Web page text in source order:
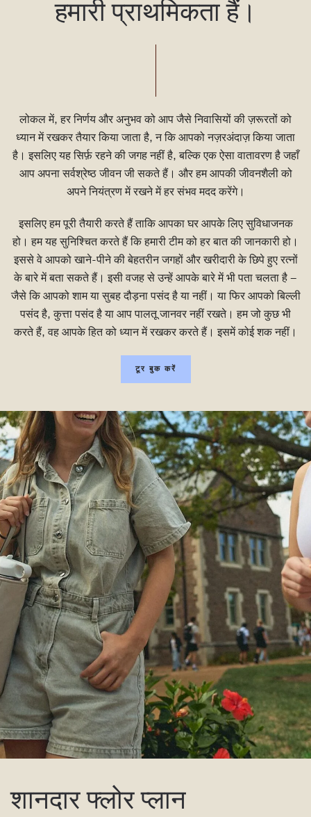
हमारी प्राथमिकता हैं।
लोकल में, हर निर्णय और अनुभव को आप जैसे निवासियों की ज़रूरतों को
ध्यान में रखकर तैयार किया जाता है, न कि आपको नज़रअंदाज़ किया जाता
है। इसलिए यह सिर्फ़ रहने की जगह नहीं है, बल्कि एक ऐसा वातावरण है जहाँ
आप अपना सर्वश्रेष्ठ जीवन जी सकते हैं। और हम आपकी जीवनशैली को
अपने नियंत्रण में रखने में हर संभव मदद करेंगे।
इसलिए हम पूरी तैयारी करते हैं ताकि आपका घर आपके लिए सुविधाजनक
हो। हम यह सुनिश्चित करते हैं कि हमारी टीम को हर बात की जानकारी हो।
इससे वे आपको खाने-पीने की बेहतरीन जगहों और खरीदारी के छिपे हुए रत्नों
के बारे में बता सकते हैं। इसी वजह से उन्हें आपके बारे में भी पता चलता है –
जैसे कि आपको शाम या सुबह दौड़ना पसंद है या नहीं। या फिर आपको बिल्ली
पसंद है, कुत्ता पसंद है या आप पालतू जानवर नहीं रखते। हम जो कुछ भी
करते हैं, वह आपके हित को ध्यान में रखकर करते हैं। इसमें कोई शक नहीं।
टूर बुक करें
शानदार फ्लोर प्लान